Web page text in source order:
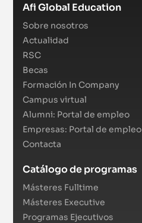
Afi Global Education
Sobre nosotros
Actualidad
RSC
Becas
Formación In Company
Campus virtual
Alumni: Portal de empleo
Empresas: Portal de empleo
Contacta
Catálogo de programas
Másteres Fulltime
Másteres Executive
Programas Ejecutivos